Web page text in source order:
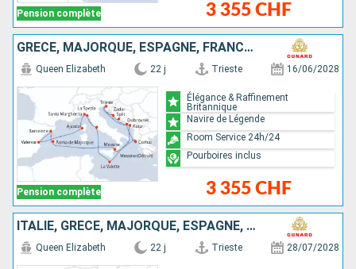
Pension complète 3 355 CHF
GRÈCE, MAJORQUE, ESPAGNE, FRANCE, ITALIE, MALTE, MONTÉNÉGRO, CROATIE
Pension complète
Queen Elizabeth 22 j Trieste 16/06/2028
3 355 CHF
Élégance & Raffinement
Britannique
Navire de Légende
Room Service 24h/24
Pourboires inclus
ITALIE, GRÈCE, MAJORQUE, ESPAGNE, MINORQUE, FRANCE, MALTE, MONTÉNÉGRO, CROATIE
Queen Elizabeth 22 j Trieste 28/07/2028